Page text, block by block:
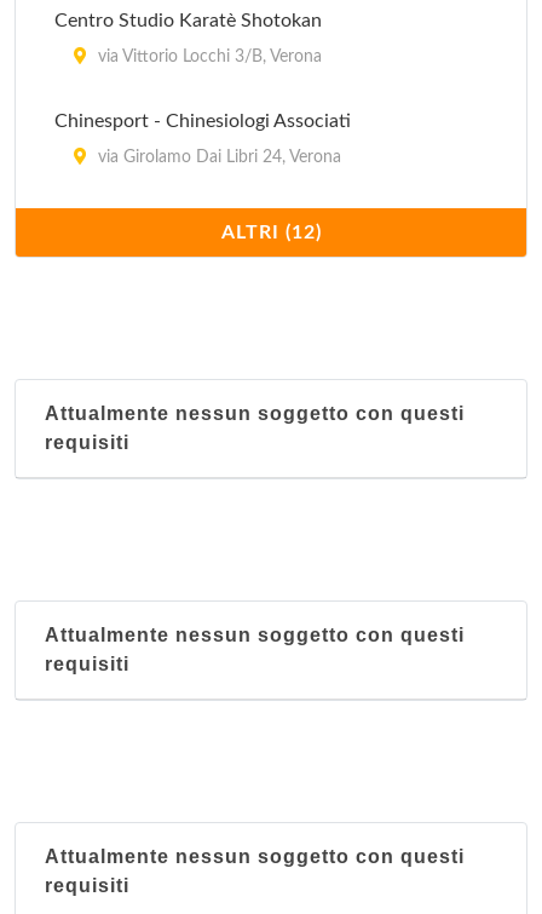
Centro Studio Karatè Shotokan
via Vittorio Locchi 3/B, Verona
Chinesport - Chinesiologi Associati
via Girolamo Dai Libri 24, Verona
via Lorenzo Fava 4, Verona
Olympia Club
Oxygen
via Antonio da Legnago 9/A, Verona
ALTRI (12)
Attualmente nessun soggetto con questi
requisiti
Attualmente nessun soggetto con questi
requisiti
Attualmente nessun soggetto con questi
requisiti